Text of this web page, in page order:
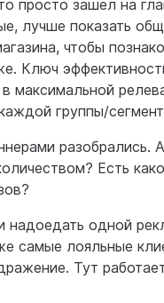
просто зашел на
лучше показать
чтобы
Ключ
максимальной
группы/
разобрались.
Есть
надоедать одной
самые лояльные
Тут